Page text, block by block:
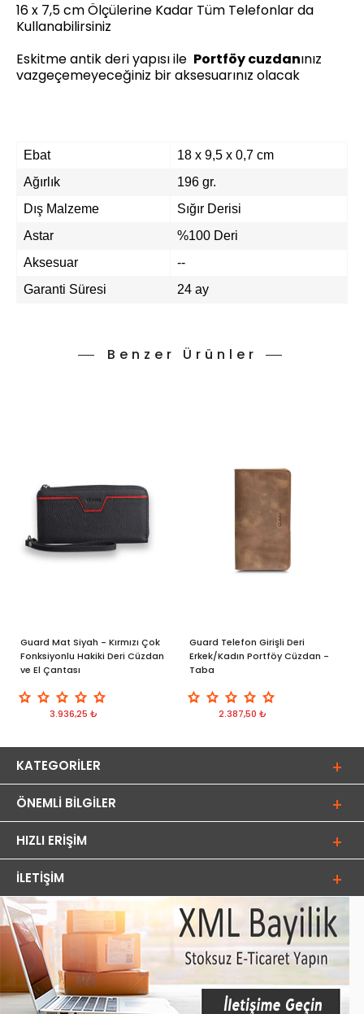
16 x 7,5 cm Ölçülerine Kadar Tüm Telefonlar da
Kullanabilirsiniz
Eskitme antik deri yapısı ile Portföy cuzdanınız
vazgeçemeyeceğiniz bir aksesuarınız olacak
Ebat
18 x 9,5 x 0,7 cm
Ağırlık
196 gr.
Dış Malzeme
Sığır Derisi
Astar
%100 Deri
Aksesuar
--
Garanti Süresi
24 ay
Benzer Ürünler
Guard Mat Siyah - Kırmızı Çok
Fonksiyonlu Hakiki Deri Cüzdan
ve El Çantası
3.936,25 ₺
Guard Telefon Girişli Deri
Erkek/Kadın Portföy Cüzdan -
Taba
2.387,50 ₺
KATEGORILER
ÖNEMLI BILGILER
HIZLI ERIŞIM
İLETIŞIM